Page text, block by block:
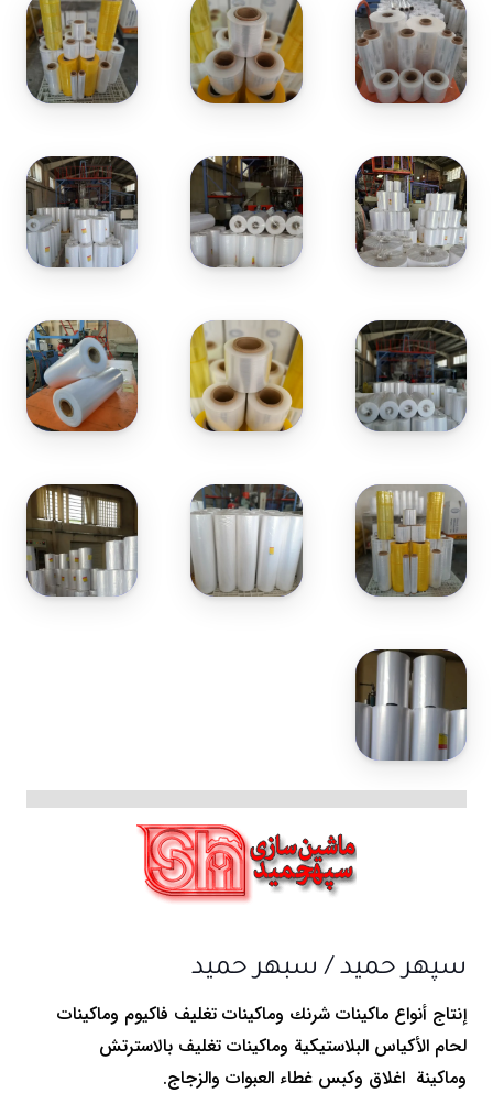
سپهر حميد / سبهر حميد
إنتاج أنواع ماكينات شرنك وماكينات تغليف فاكيوم وماکینات
لحام الأكياس البلاستيكية وماكينات تغليف بالاسترتش
وماكينة اغلاق وكبس غطاء العبوات والزجاج.